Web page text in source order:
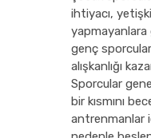
ihtiyacı,
yapmayanlara
genç
alışkanlığı
Sporcular
bir kısmını
antrenmanlar